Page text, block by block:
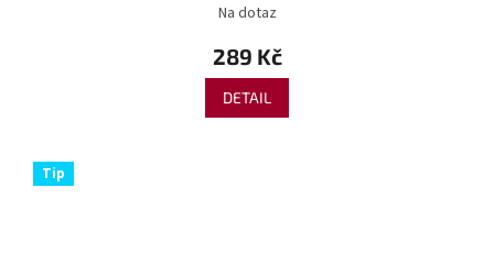
Na dotaz
289 Kč
DETAIL
Tip